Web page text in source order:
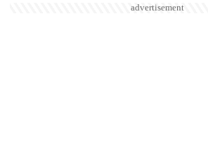
advertisement